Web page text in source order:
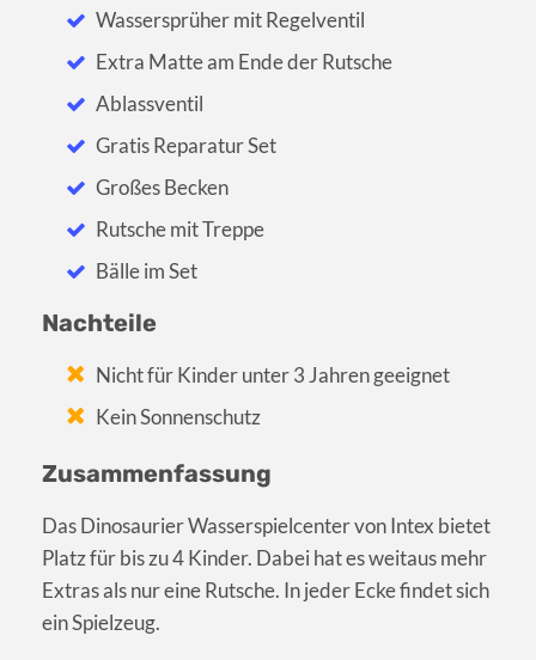
Wassersprüher mit Regelventil
Extra Matte am Ende der Rutsche
Ablassventil
Gratis Reparatur Set
Großes Becken
Rutsche mit Treppe
Bälle im Set
Nachteile
Nicht für Kinder unter 3 Jahren geeignet
Kein Sonnenschutz
Zusammenfassung
Das Dinosaurier Wasserspielcenter von Intex bietet
Platz für bis zu 4 Kinder. Dabei hat es weitaus mehr
Extras als nur eine Rutsche. In jeder Ecke findet sich
ein Spielzeug.